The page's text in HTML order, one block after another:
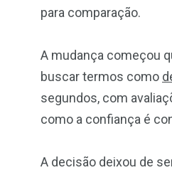
para comparação.
A mudança começou
buscar termos como
segundos, com
como a confiança é
A decisão deixou de